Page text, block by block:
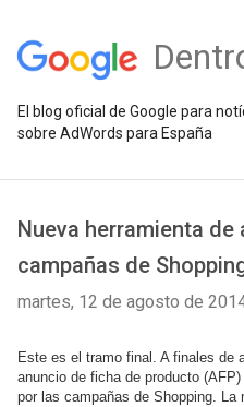
El blog oficial de Google para
sobre AdWords para España
Nueva herramienta
campañas de
martes, 12 de agosto de
Este es el tramo final. A finales de
anuncio de ficha de producto
por las campañas de Shopping.